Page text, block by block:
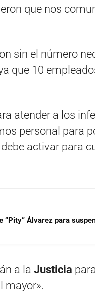
que nos
sin el número
que 10
atender a los
personal para
activar para
“Pity” Álvarez para
a la Justicia
mayor».